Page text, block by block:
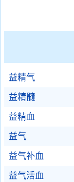
益精气
益精髓
益精血
益气
益气补血
益气活血